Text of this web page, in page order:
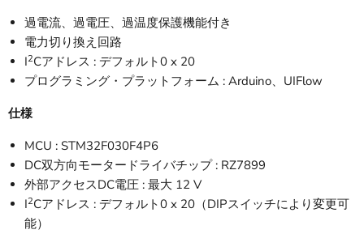
過電流、過電圧、過温度保護機能付き
電力切り換え回路
I2Cアドレス : デフォルト0 x 20
プログラミング・プラットフォーム : Arduino、UIFlow
仕様
MCU : STM32F030F4P6
DC双方向モータードライバチップ : RZ7899
外部アクセスDC電圧 : 最大 12 V
I2Cアドレス : デフォルト0 x 20（DIPスイッチにより変更可
能）